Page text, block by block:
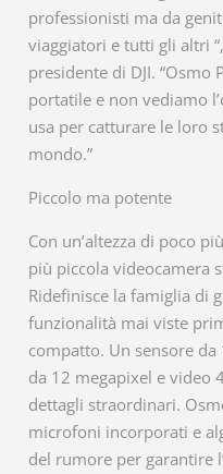
professionisti ma da
viaggiatori e tutti gli altri
presidente di DJI.
portatile e non vediamo
usa per catturare le loro
mondo.”
Piccolo ma potente
Con un’altezza di poco
più piccola videocamera
Ridefinisce la famiglia di
funzionalità mai viste
compatto. Un sensore
da 12 megapixel e video
dettagli straordinari.
microfoni incorporati e
del rumore per garantire